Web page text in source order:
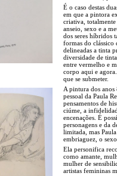
É o caso destas
em que a pintora
criativa,
anseio, sexo e a
dos seres híbridos
formas do clássico
delineadas a tinta
diversidade de
entre vermelho e
corpo aqui e
que se submeter.
A pintura dos
pessoal da Paula
pensamentos de
ciúme, a
encenações. É
personagens e da
limitada, mas
embriaguez, o
Ela personifica
como amante,
mulher de
artistas femininas